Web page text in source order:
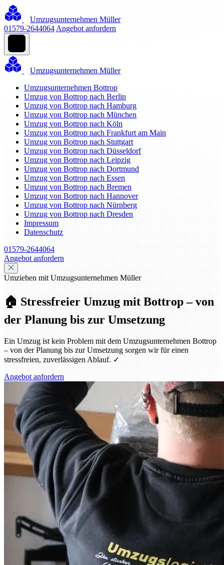
Umzugsunternehmen Müller
01579-2644064 Angebot anfordern
Umzugsunternehmen Müller
Umzugsunternehmen Bottrop
Umzug von Bottrop nach Berlin
Umzug von Bottrop nach Hamburg
Umzug von Bottrop nach München
Umzug von Bottrop nach Köln
Umzug von Bottrop nach Frankfurt am Main
Umzug von Bottrop nach Stuttgart
Umzug von Bottrop nach Düsseldorf
Umzug von Bottrop nach Leipzig
Umzug von Bottrop nach Dortmund
Umzug von Bottrop nach Essen
Umzug von Bottrop nach Bremen
Umzug von Bottrop nach Hannover
Umzug von Bottrop nach Nürnberg
Umzug von Bottrop nach Dresden
Impressum
Datenschutz
01579-2644064
Angebot anfordern
Umziehen mit Umzugsunternehmen Müller
🏠 Stressfreier Umzug mit Bottrop – von
der Planung bis zur Umsetzung
Ein Umzug ist kein Problem mit dem Umzugsunternehmen Bottrop
– von der Planung bis zur Umsetzung sorgen wir für einen
stressfreien, zuverlässigen Ablauf. ✓
Angebot anfordern